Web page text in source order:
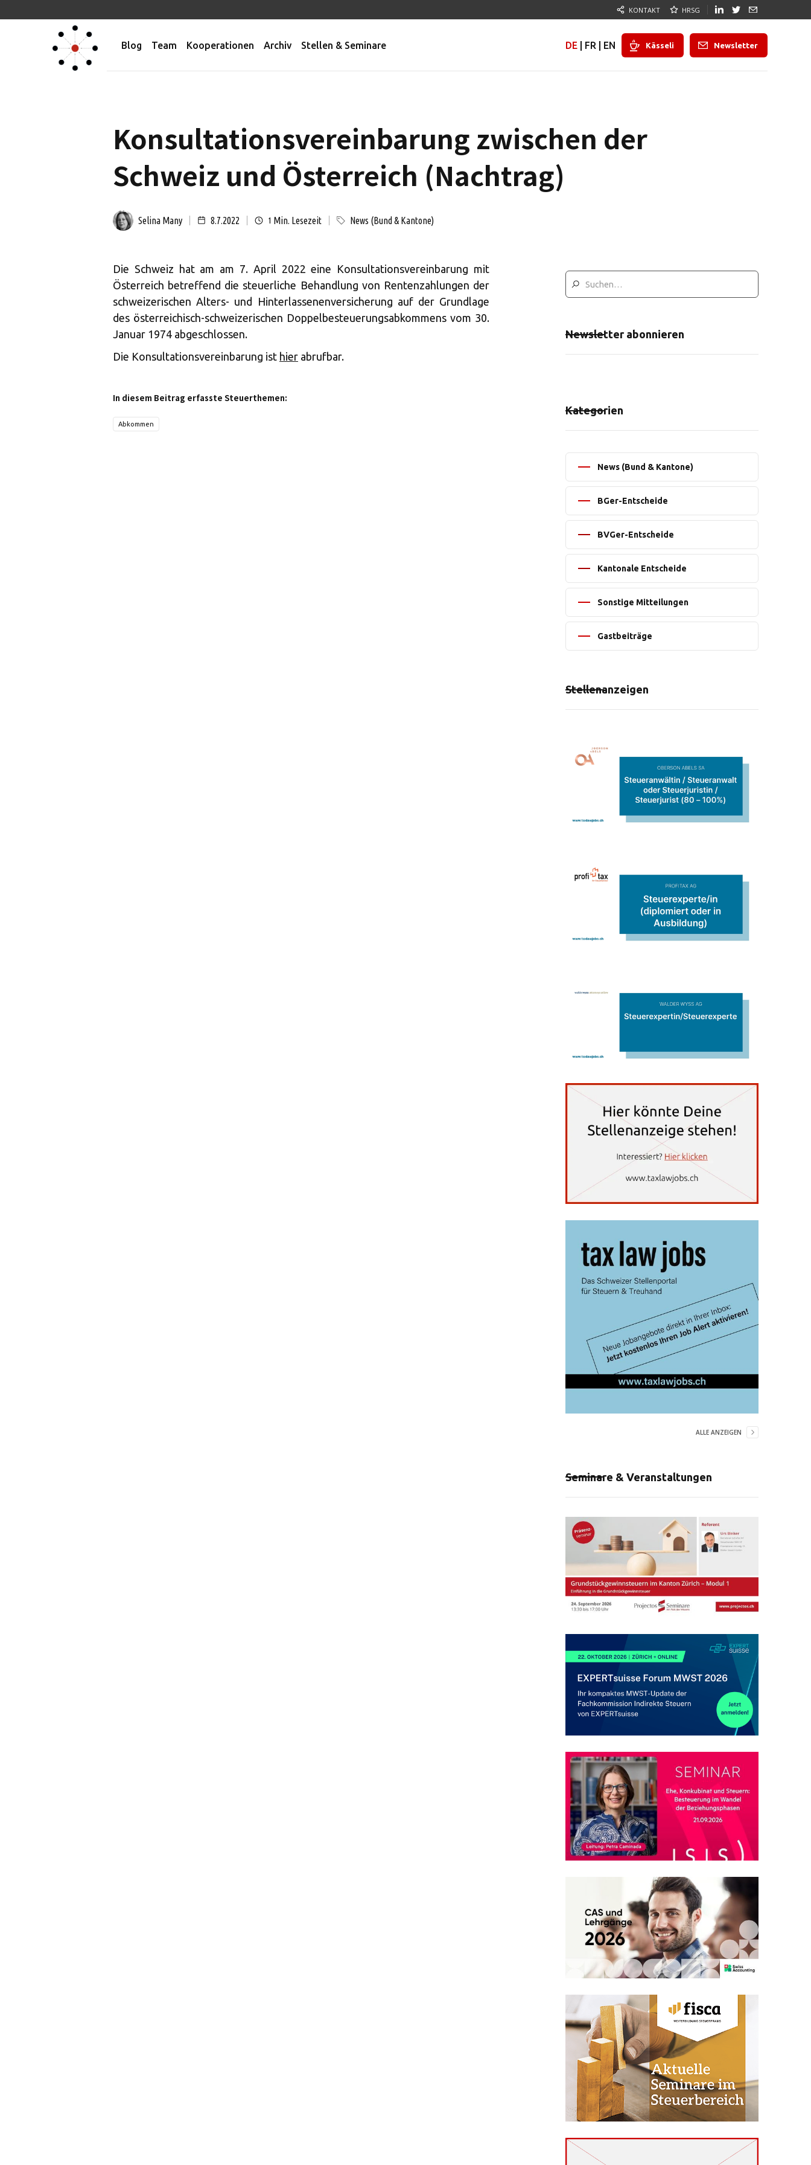
KONTAKT HRSG
Blog Team Kooperationen Archiv Stellen & Seminare DE FR EN Kässeli Newsletter
Konsultationsvereinbarung zwischen der
Schweiz und Österreich (Nachtrag)
Selina Many 8.7.2022 1 Min. Lesezeit News (Bund & Kantone)
Die Schweiz hat am am 7. April 2022 eine Konsultationsvereinbarung mit
Österreich betreffend die steuerliche Behandlung von Rentenzahlungen der
schweizerischen Alters- und Hinterlassenenversicherung auf der Grundlage
des österreichisch-schweizerischen Doppelbesteuerungsabkommens vom 30.
Januar 1974 abgeschlossen.
Die Konsultationsvereinbarung ist hier abrufbar.
In diesem Beitrag erfasste Steuerthemen:
Abkommen
Newsletter abonnieren
Kategorien
News (Bund & Kantone)
BGer-Entscheide
BVGer-Entscheide
Kantonale Entscheide
Sonstige Mitteilungen
Gastbeiträge
Stellenanzeigen
ALLE ANZEIGEN
Seminare & Veranstaltungen